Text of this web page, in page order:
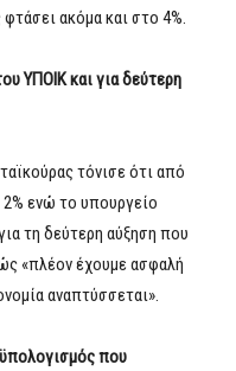
ακόμα και στο 4%.
ΥΠΟΙΚ και για δεύτερη
τόνισε ότι από
ενώ το υπουργείο
τη δεύτερη αύξηση που
«πλέον έχουμε ασφαλή
αναπτύσσεται».
που